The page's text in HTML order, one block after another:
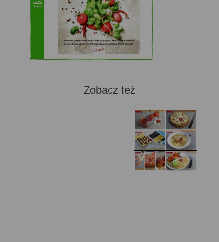
Zobacz też
Domowy ketchup (bez
cukru)
Tarta francuska z
cebulą i pomidorem
Domowe żelki
Zupa kurkowa z
selerem i pietruszką